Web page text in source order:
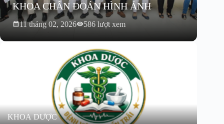
KHOA CHẨN ĐOÁN HÌNH ẢNH
11 tháng 02, 2026 586 lượt xem
KHOA DƯỢC